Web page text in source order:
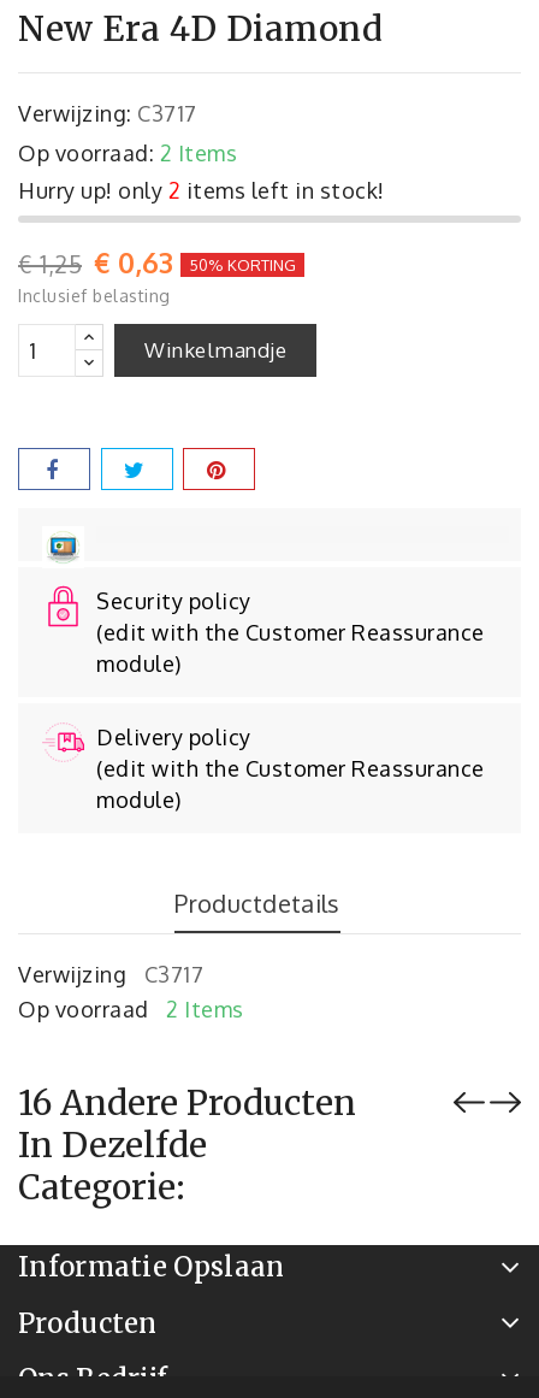
New Era 4D Diamond
Verwijzing: C3717
Op voorraad: 2 Items
Hurry up! only 2 items left in stock!
€ 1,25 € 0,63 50% KORTING
Inclusief belasting
Winkelmandje
Security policy
(edit with the Customer Reassurance
module)
Delivery policy
(edit with the Customer Reassurance
module)
Productdetails
Verwijzing
C3717
Op voorraad
2 Items
16 Andere Producten
In Dezelfde
Categorie:
Informatie Opslaan
Producten
Ons Bedrijf